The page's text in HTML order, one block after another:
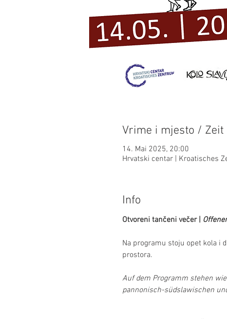
Vrime i mjesto / Zeit
14. Mai 2025, 20:00
Hrvatski centar | Kroatisches
Info
Otvoreni tančeni večer |
Na programu stoju opet kola i
prostora.
Auf dem Programm stehen
pannonisch-südslawischen